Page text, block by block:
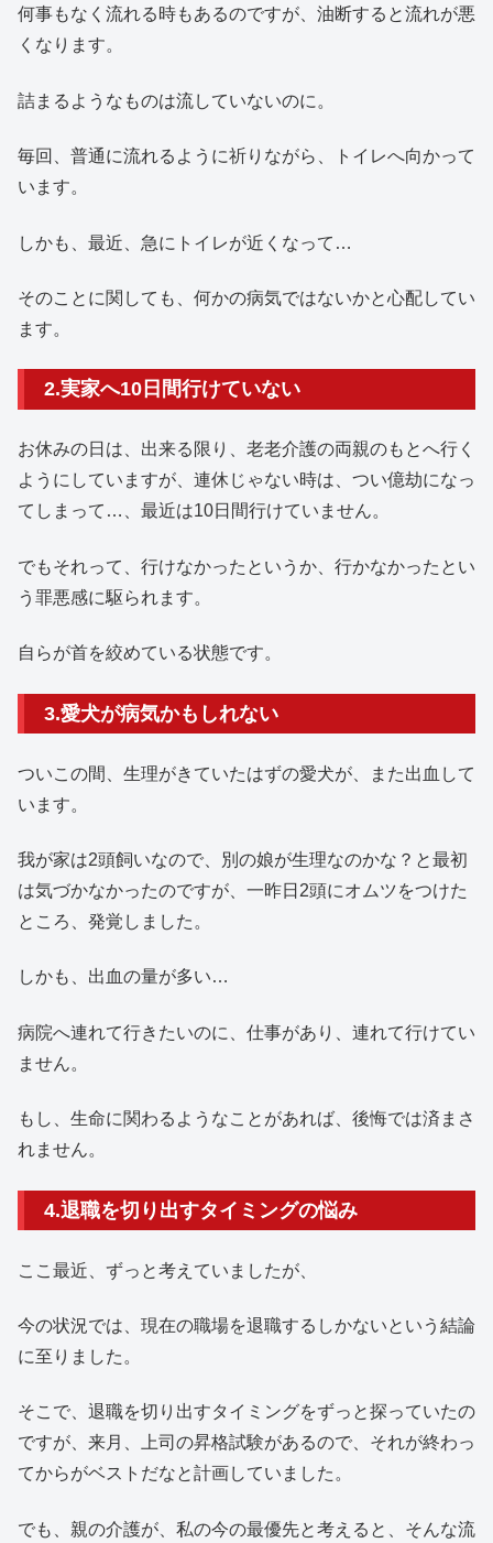
何事もなく流れる時もあるのですが、油断すると流れが悪
くなります。
詰まるようなものは流していないのに。
毎回、普通に流れるように祈りながら、トイレへ向かって
います。
しかも、最近、急にトイレが近くなって…
そのことに関しても、何かの病気ではないかと心配してい
ます。
2.実家へ10日間行けていない
お休みの日は、出来る限り、老老介護の両親のもとへ行く
ようにしていますが、連休じゃない時は、つい億劫になっ
てしまって…、最近は10日間行けていません。
でもそれって、行けなかったというか、行かなかったとい
う罪悪感に駆られます。
自らが首を絞めている状態です。
3.愛犬が病気かもしれない
ついこの間、生理がきていたはずの愛犬が、また出血して
います。
我が家は2頭飼いなので、別の娘が生理なのかな？と最初
は気づかなかったのですが、一昨日2頭にオムツをつけた
ところ、発覚しました。
しかも、出血の量が多い…
病院へ連れて行きたいのに、仕事があり、連れて行けてい
ません。
もし、生命に関わるようなことがあれば、後悔では済まさ
れません。
4.退職を切り出すタイミングの悩み
ここ最近、ずっと考えていましたが、
今の状況では、現在の職場を退職するしかないという結論
に至りました。
そこで、退職を切り出すタイミングをずっと探っていたの
ですが、来月、上司の昇格試験があるので、それが終わっ
てからがベストだなと計画していました。
でも、親の介護が、私の今の最優先と考えると、そんな流